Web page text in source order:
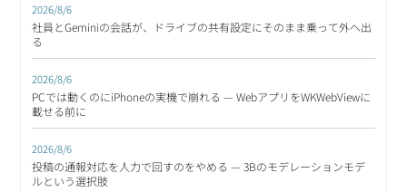
2026/8/6
社員とGeminiの会話が、ドライブの共有設定にそのまま乗って外へ出
る
2026/8/6
PCでは動くのにiPhoneの実機で崩れる — WebアプリをWKWebViewに
載せる前に
2026/8/6
投稿の通報対応を人力で回すのをやめる — 3Bのモデレーションモデ
ルという選択肢